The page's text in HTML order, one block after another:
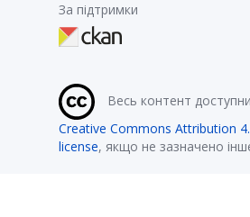
За підтримки
Весь контент
Creative Commons Attribution
license, якщо не зазначено